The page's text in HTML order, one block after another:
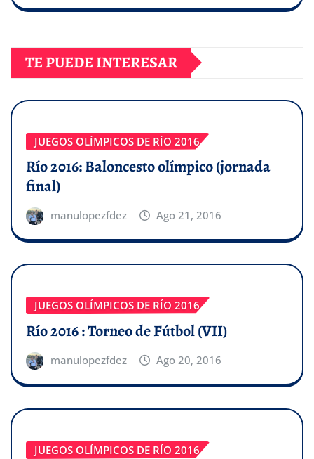
TE PUEDE INTERESAR
JUEGOS OLÍMPICOS DE RÍO 2016
Río 2016: Baloncesto olímpico (jornada
final)
manulopezfdez Ago 21, 2016
JUEGOS OLÍMPICOS DE RÍO 2016
Río 2016 : Torneo de Fútbol (VII)
manulopezfdez Ago 20, 2016
JUEGOS OLÍMPICOS DE RÍO 2016